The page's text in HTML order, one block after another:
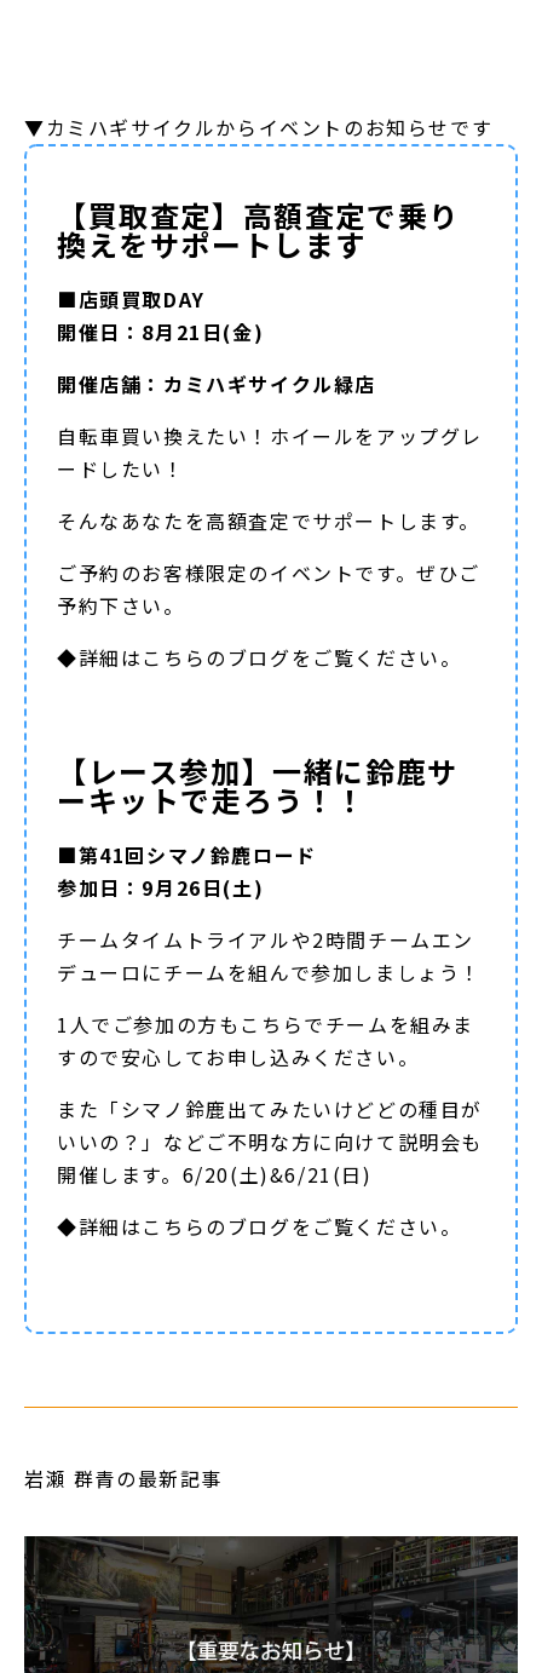
▼カミハギサイクルからイベントのお知らせです
【買取査定】高額査定で乗り
換えをサポートします
■店頭買取DAY
開催日：8月21日(金)
開催店舗：カミハギサイクル緑店
自転車買い換えたい！ホイールをアップグレ
ードしたい！
そんなあなたを高額査定でサポートします。
ご予約のお客様限定のイベントです。ぜひご
予約下さい。
◆詳細はこちらのブログをご覧ください。
【レース参加】一緒に鈴鹿サ
ーキットで走ろう！！
■第41回シマノ鈴鹿ロード
参加日：9月26日(土)
チームタイムトライアルや2時間チームエン
デューロにチームを組んで参加しましょう！
1人でご参加の方もこちらでチームを組みま
すので安心してお申し込みください。
また「シマノ鈴鹿出てみたいけどどの種目が
いいの？」などご不明な方に向けて説明会も
開催します。6/20(土)&6/21(日)
◆詳細はこちらのブログをご覧ください。
岩瀬 群青の最新記事